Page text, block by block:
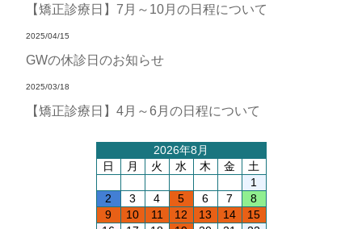
【矯正診療日】7月～10月の日程について
2025/04/15
GWの休診日のお知らせ
2025/03/18
【矯正診療日】4月～6月の日程について
2026年8月
日
月 火 水 木 金
土
1
2
3 4 5 6 7
8
9
10 11 12 13 14
15